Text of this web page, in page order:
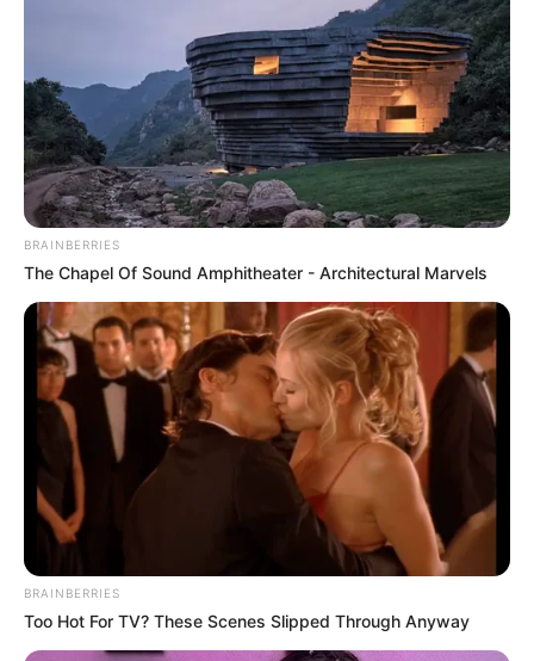
BRAINBERRIES
The Chapel Of Sound Amphitheater - Architectural Marvels
BRAINBERRIES
Too Hot For TV? These Scenes Slipped Through Anyway